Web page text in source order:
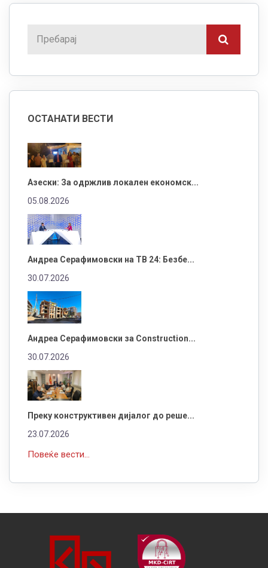
ОСТАНАТИ ВЕСТИ
Азески: За одржлив локален економск...
05.08.2026
Андреа Серафимовски на ТВ 24: Безбе...
30.07.2026
Андреа Серафимовски за Construction...
30.07.2026
Преку конструктивен дијалог до реше...
23.07.2026
Повеќе вести...